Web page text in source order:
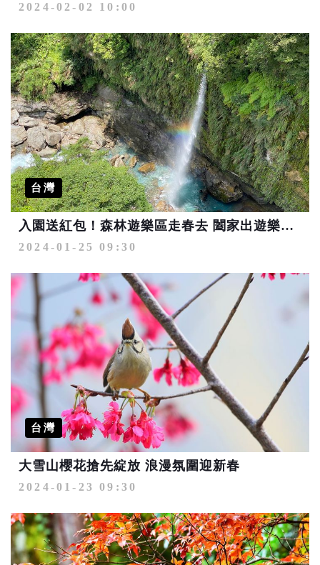
2024-02-02 10:00
台灣
入園送紅包！森林遊樂區走春去 闔家出遊樂龍龍
2024-01-25 09:30
台灣
大雪山櫻花搶先綻放 浪漫氛圍迎新春
2024-01-23 09:30